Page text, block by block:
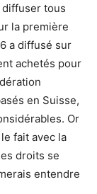
diffuser tous
la première
a diffusé sur
achetés pour
en Suisse,
Or
fait avec la
droits se
entendre